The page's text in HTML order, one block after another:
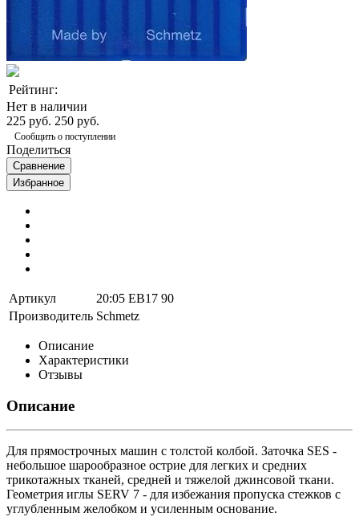
Рейтинг:
Нет в наличии
225 руб. 250 руб.
Сообщить о поступлении
Поделиться
Сравнение
Избранное
Артикул
20:05 EB17 90
Производитель Schmetz
Описание
Характеристики
Отзывы
Описание
Для прямострочных машин с толстой колбой. Заточка SES -
небольшое шарообразное острие для легких и средних
трикотажных тканей, средней и тяжелой джинсовой ткани.
Геометрия иглы SERV 7 - для избежания пропуска стежков с
углубленным желобком и усиленным основание.